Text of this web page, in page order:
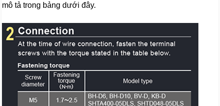
mô tả trong bảng dưới đây.